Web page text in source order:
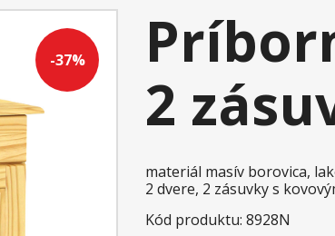
-37%
2
materiál masív borovica,
2 dvere, 2 zásuvky s
Kód produktu: 8928N